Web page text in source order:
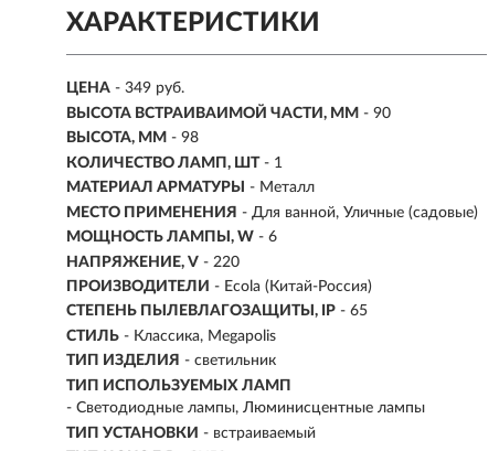
ХАРАКТЕРИСТИКИ
ЦЕНА - 349 руб.
ВЫСОТА ВСТРАИВАИМОЙ ЧАСТИ, ММ - 90
ВЫСОТА, ММ - 98
КОЛИЧЕСТВО ЛАМП, ШТ - 1
МАТЕРИАЛ АРМАТУРЫ
- Металл
МЕСТО ПРИМЕНЕНИЯ - Для ванной, Уличные (садовые)
МОЩНОСТЬ ЛАМПЫ, W - 6
НАПРЯЖЕНИЕ, V - 220
ПРОИЗВОДИТЕЛИ - Ecola (Китай-Россия)
СТЕПЕНЬ ПЫЛЕВЛАГОЗАЩИТЫ, IP - 65
СТИЛЬ - Классика, Megapolis
ТИП ИЗДЕЛИЯ - светильник
ТИП ИСПОЛЬЗУЕМЫХ ЛАМП
- Светодиодные лампы, Люминисцентные лампы
ТИП УСТАНОВКИ - встраиваемый